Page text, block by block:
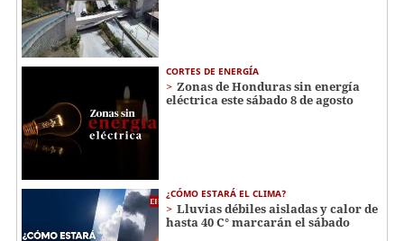
CORTES DE ENERGÍA
Zonas de Honduras sin energía
eléctrica este sábado 8 de agosto
¿CÓMO ESTARÁ EL CLIMA?
Lluvias débiles aisladas y calor de
hasta 40 C° marcarán el sábado